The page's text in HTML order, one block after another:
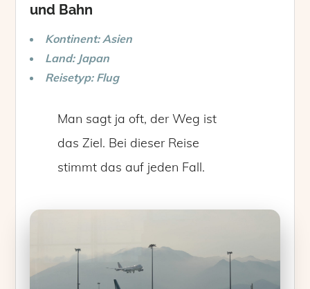
und Bahn
Kontinent: Asien
Land: Japan
Reisetyp: Flug
Man sagt ja oft, der Weg ist
das Ziel. Bei dieser Reise
stimmt das auf jeden Fall.